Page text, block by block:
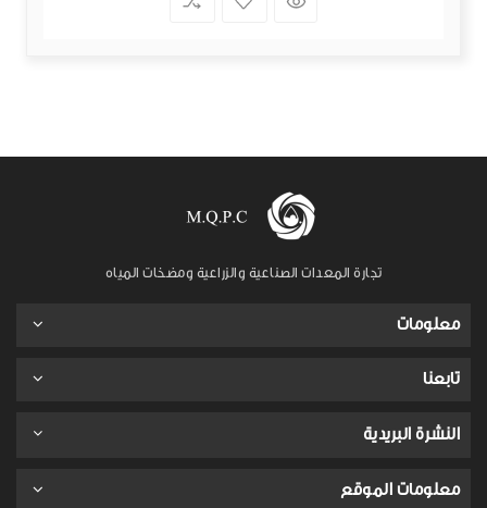
تجارة المعدات الصناعية والزراعية ومضخات المياه
معلومات
تابعنا
النشرة البريدية
معلومات الموقع